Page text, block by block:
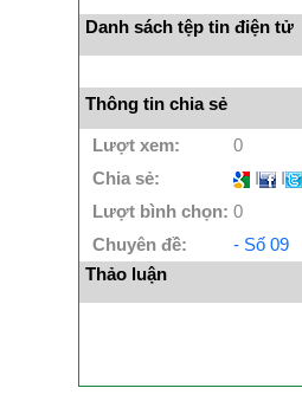
Danh sách tệp tin điện tử
Thông tin chia sẻ
Lượt xem: 0
Chia sẻ:
I I
Lượt bình chọn: 0
Chuyên đề:
- Số 09
Thảo luận